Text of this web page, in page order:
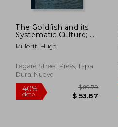
The Goldfish and its
Systematic Culture; a
Thorough Guide for
Goldfish Keeping and
the House and Out-
of-doors, the
Inglés)
Mulertt, Hugo
Legare Street Press, Tapa
Dura, Nuevo